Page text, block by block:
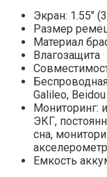
Экран: 1.55″
Размер
Материал
Влагозащита
Galileo, Beidou
Мониторинг:
ЭКГ,
сна,
Емкость